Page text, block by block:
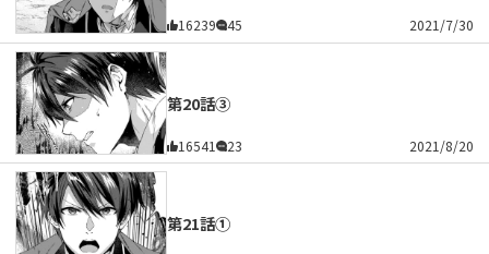
16239 45 2021/7/30
第20話③
16541 23 2021/8/20
第21話①